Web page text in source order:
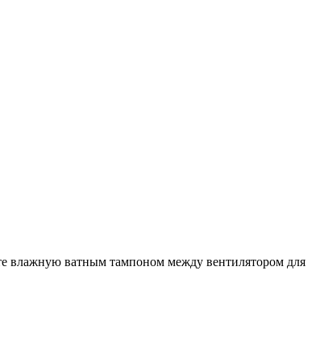
влажную ватным тампоном между вентилятором для